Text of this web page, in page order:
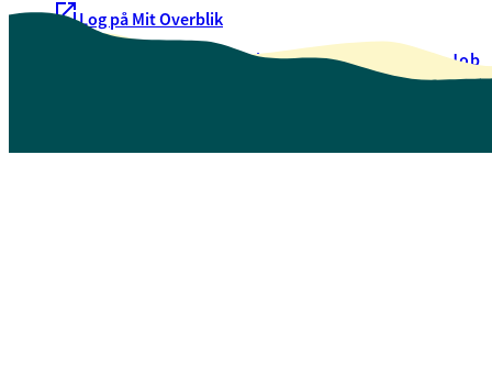
Log på Mit Overblik
Oversigt over selvbetjeningJob